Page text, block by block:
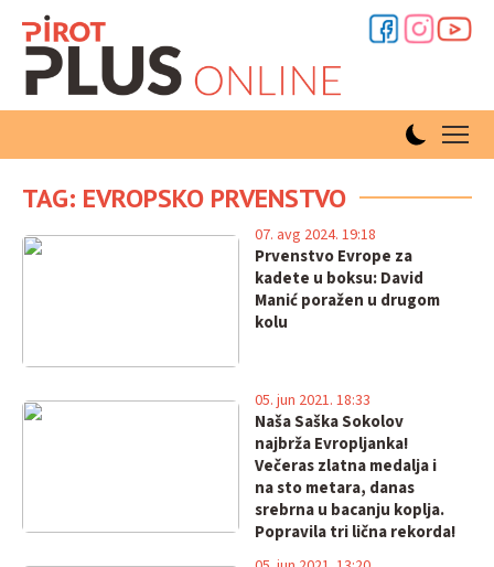
TAG: EVROPSKO PRVENSTVO
Prvenstvo Evrope za
kadete u boksu: David
Manić poražen u drugom
kolu
07. avg 2024. 19:18
Naša Saška Sokolov
najbrža Evropljanka!
Večeras zlatna medalja i
na sto metara, danas
srebrna u bacanju koplja.
Popravila tri lična rekorda!
05. jun 2021. 18:33